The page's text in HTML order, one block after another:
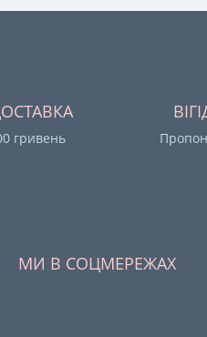
гривень
МИ В СОЦМЕРЕЖАХ